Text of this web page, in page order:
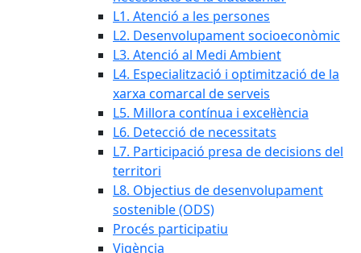
L1. Atenció a les persones
L2. Desenvolupament socioeconòmic
L3. Atenció al Medi Ambient
L4. Especialització i optimització de la
xarxa comarcal de serveis
L5. Millora contínua i excel·lència
L6. Detecció de necessitats
L7. Participació presa de decisions del
territori
L8. Objectius de desenvolupament
sostenible (ODS)
Procés participatiu
Vigència